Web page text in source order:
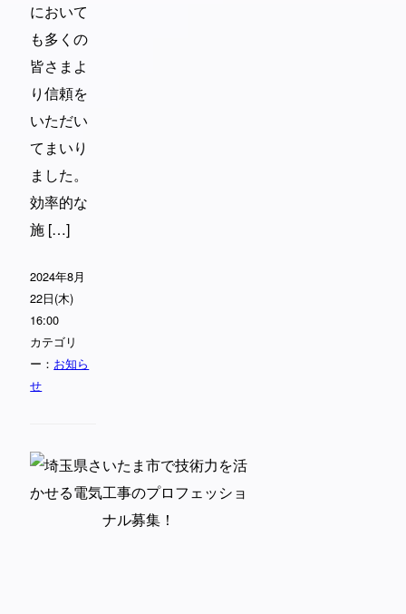
において
も多くの
皆さまよ
り信頼を
いただい
てまいり
ました。
効率的な
施 […]
2024年8月
22日(木)
16:00
カテゴリ
ー： お知ら
せ